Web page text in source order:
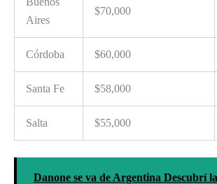
Aires
$70,000
Córdoba $60,000
Santa Fe $58,000
Salta $55,000
Danone se va de Argentina Descubrí